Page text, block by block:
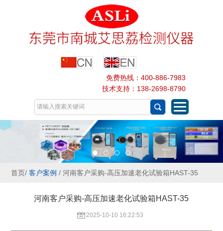
免费热线：400-886-7983
技术支持：138-2698-8790
首页/ 客户案例 / 河南客户采购-高压加速老化试验箱HAST-35
河南客户采购-高压加速老化试验箱HAST-35
2025-10-10 16:22:53